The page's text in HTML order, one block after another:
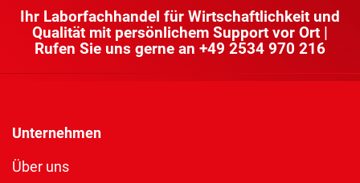
Ihr Laborfachhandel für Wirtschaftlichkeit und
Qualität mit persönlichem Support vor Ort |
Rufen Sie uns gerne an +49 2534 970 216
Unternehmen
Über uns